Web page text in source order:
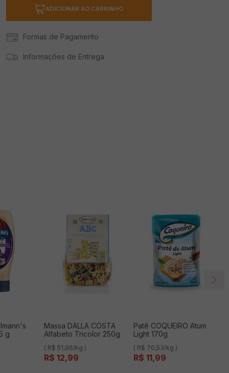
ADICIONAR AO CARRINHO
Formas de Pagamento
Informações de Entrega
g
Massa DALLA COSTA
Alfabeto Tricolor 250g
( R$ 51,96/kg )
R$ 12,99
Patê COQUEIRO Atum
Light 170g
( R$ 70,53/kg )
R$ 11,99